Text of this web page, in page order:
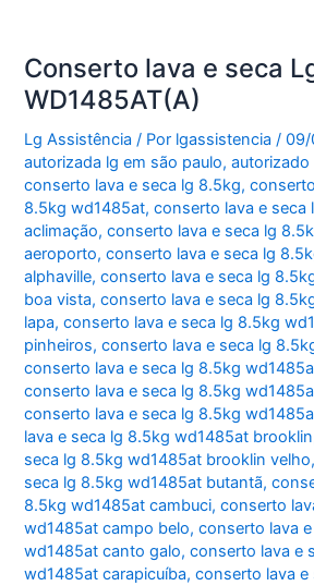
Conserto lava e seca
WD1485AT(A)
Lg Assistência / Por lgassistencia/09/
autorizada lg em são paulo,autorizado
conserto lava e seca lg 8.5kg,
8.5kg wd1485at,conserto lava e
aclimação,conserto lava e seca lg
aeroporto,conserto lava e seca lg
alphaville,conserto lava e seca lg
boa vista,conserto lava e seca lg
lapa,conserto lava e seca lg 8.5kg
pinheiros,conserto lava e seca lg
conserto lava e seca lg 8.5kg
conserto lava e seca lg 8.5kg
conserto lava e seca lg 8.5kg
lava e seca lg 8.5kg wd1485at brooklin
seca lg 8.5kg wd1485at brooklin velho
seca lg 8.5kg wd1485at butantã,
8.5kg wd1485at cambuci,conserto
wd1485at campo belo,conserto lava
wd1485at canto galo,conserto lava e
wd1485at carapicuíba,conserto lava e